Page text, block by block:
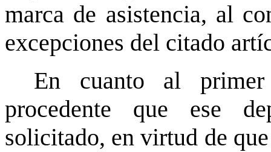
marca de asistencia, al
excepciones del citado
En cuanto al
procedente que ese
solicitado, en virtud de